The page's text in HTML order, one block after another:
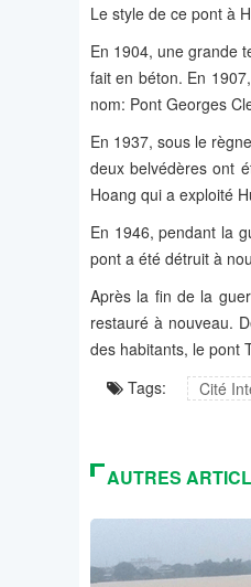
Le style de ce pont à
En 1904, une grande
fait en béton. En
nom: Pont Georges
En 1937, sous le
deux belvédères ont
Hoang qui a exploité
En 1946, pendant la
pont a été détruit à
Après la fin de la
restauré à nouveau.
des habitants, le pont
Tags:
Cité
AUTRES